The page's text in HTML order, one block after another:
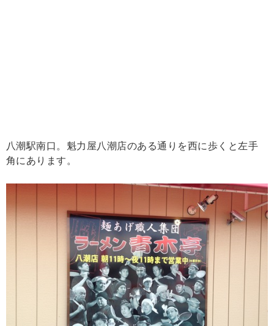
八潮駅南口。魁力屋八潮店のある通りを西に歩くと左手
角にあります。